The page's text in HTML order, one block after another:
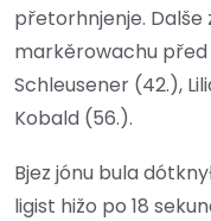
přetorhnjenje.
markěrowachu
Schleusener (42.),
Kobald (56.).
Bjez jónu bula
ligist hižo po 18